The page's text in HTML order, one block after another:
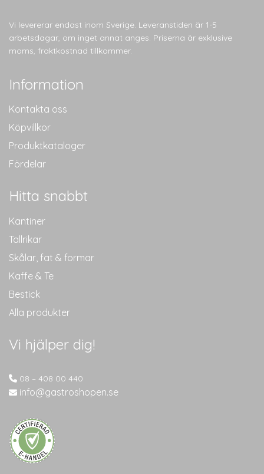
väljas
Vi levererar endast inom Sverige. Leveranstiden är 1-5
arbetsdagar, om inget annat anges. Priserna är exklusive
moms, fraktkostnad tillkommer.
Information
Kontakta oss
Köpvillkor
Produktkataloger
Fördelar
Hitta snabbt
Kantiner
Tallrikar
Skålar, fat & formar
Kaffe & Te
Bestick
Alla produkter
Vi hjälper dig!
08 – 408 00 440
info@gastroshopen.se